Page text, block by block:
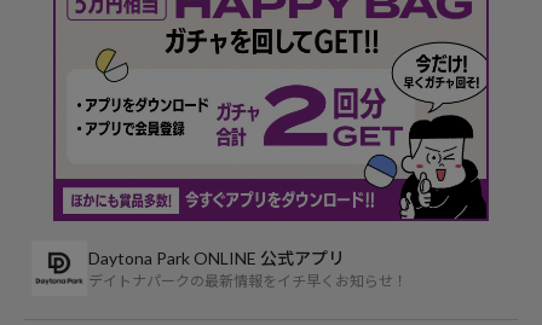
Daytona Park ONLINE 公式アプリ
デイトナパークの最新情報をイチ早くお知らせ！